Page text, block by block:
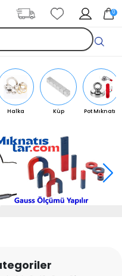
0
Halka
Küp
Pot Mıknatıs